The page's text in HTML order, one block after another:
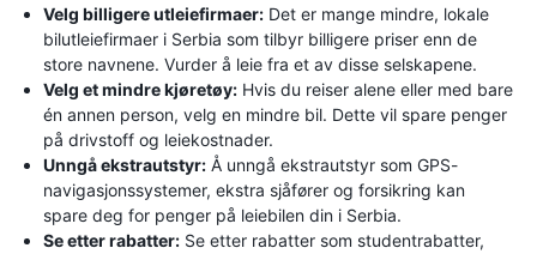
Velg billigere utleiefirmaer: Det er mange mindre, lokale
bilutleiefirmaer i Serbia som tilbyr billigere priser enn de
store navnene. Vurder å leie fra et av disse selskapene.
Velg et mindre kjøretøy: Hvis du reiser alene eller med bare
én annen person, velg en mindre bil. Dette vil spare penger
på drivstoff og leiekostnader.
Unngå ekstrautstyr: Å unngå ekstrautstyr som GPS-
navigasjonssystemer, ekstra sjåfører og forsikring kan
spare deg for penger på leiebilen din i Serbia.
Se etter rabatter: Se etter rabatter som studentrabatter,